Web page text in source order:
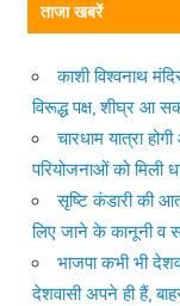
ताजा खबरें
काशी विश्वनाथ
विरूद्ध पक्ष, शीघ्र आ
चारधाम यात्रा
परियोजनाओं को मिली
सृष्टि कंडारी की
लिए जाने के कानूनी व
भाजपा कभी भी
देशवासी अपने ही हैं,